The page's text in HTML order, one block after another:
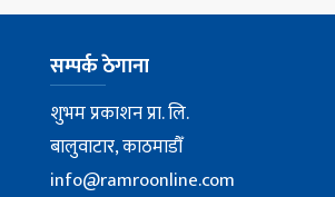
सम्पर्क ठेगाना
शुभम प्रकाशन प्रा. लि.
बालुवाटार, काठमाडौँ
info@ramroonline.com